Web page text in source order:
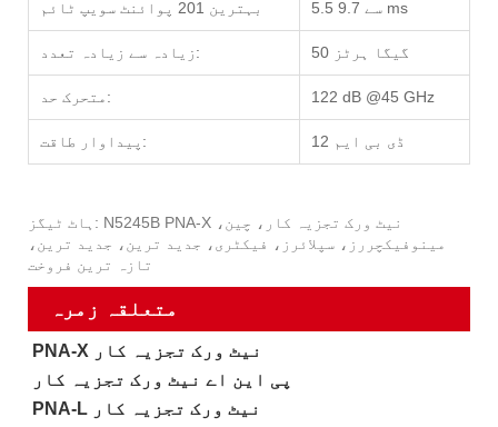
بہترین 201 پوائنٹ سویپ ٹائم 5.5 سے 9.7 ms
زیادہ سے زیادہ تعدد: 50 گیگا ہرٹز
متحرک حد: 122 dB @45 GHz
پیداوار طاقت: 12 ڈی بی ایم
ہاٹ ٹیگز: N5245B PNA-X نیٹ ورک تجزیہ کار، چین،
مینوفیکچررز، سپلائرز، فیکٹری، جدید ترین، جدید ترین،
تازہ ترین فروخت
متعلقہ زمرہ
PNA-X نیٹ ورک تجزیہ کار
پی این اے نیٹ ورک تجزیہ کار
PNA-L نیٹ ورک تجزیہ کار